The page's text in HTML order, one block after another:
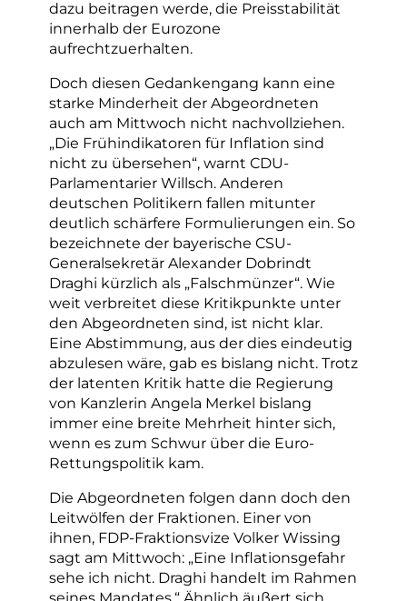
dazu beitragen werde, die Preisstabilität
innerhalb der Eurozone
aufrechtzuerhalten.
Doch diesen Gedankengang kann eine
starke Minderheit der Abgeordneten
auch am Mittwoch nicht nachvollziehen.
„Die Frühindikatoren für Inflation sind
nicht zu übersehen“, warnt CDU-
Parlamentarier Willsch. Anderen
deutschen Politikern fallen mitunter
deutlich schärfere Formulierungen ein. So
bezeichnete der bayerische CSU-
Generalsekretär Alexander Dobrindt
Draghi kürzlich als „Falschmünzer“. Wie
weit verbreitet diese Kritikpunkte unter
den Abgeordneten sind, ist nicht klar.
Eine Abstimmung, aus der dies eindeutig
abzulesen wäre, gab es bislang nicht. Trotz
der latenten Kritik hatte die Regierung
von Kanzlerin Angela Merkel bislang
immer eine breite Mehrheit hinter sich,
wenn es zum Schwur über die Euro-
Rettungspolitik kam.
Die Abgeordneten folgen dann doch den
Leitwölfen der Fraktionen. Einer von
ihnen, FDP-Fraktionsvize Volker Wissing
sagt am Mittwoch: „Eine Inflationsgefahr
sehe ich nicht. Draghi handelt im Rahmen